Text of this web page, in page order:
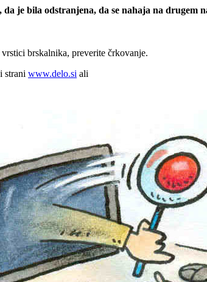
je bila odstranjena, da se nahaja na drugem
brskalnika, preverite črkovanje.
strani www.delo.si ali